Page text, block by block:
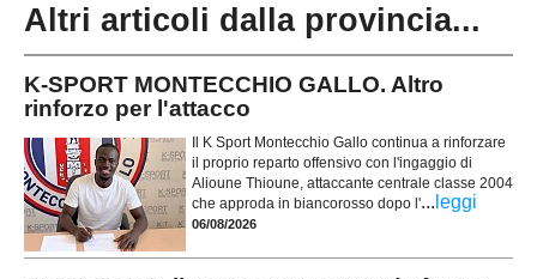
Altri articoli dalla provincia...
K-SPORT MONTECCHIO GALLO. Altro
rinforzo per l'attacco
Il K Sport Montecchio Gallo continua a rinforzare
il proprio reparto offensivo con l'ingaggio di
Alioune Thioune, attaccante centrale classe 2004
che approda in biancorosso dopo l'... leggi
06/08/2026